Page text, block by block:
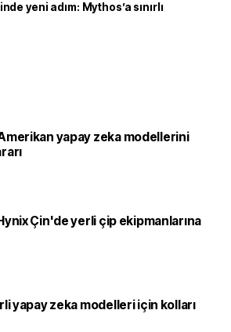
yeni adım: Mythos’a sınırlı
yapay zeka modellerini
Çin'de yerli çip ekipmanlarına
yapay zeka modelleri için kolları